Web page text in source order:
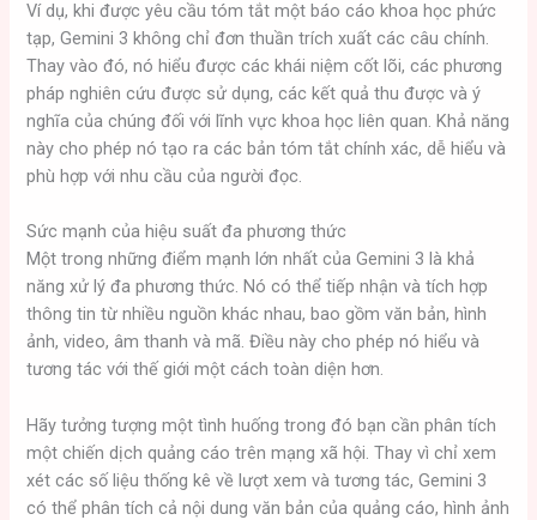
Ví dụ, khi được yêu cầu tóm tắt một báo cáo khoa học phức
tạp, Gemini 3 không chỉ đơn thuần trích xuất các câu chính.
Thay vào đó, nó hiểu được các khái niệm cốt lõi, các phương
pháp nghiên cứu được sử dụng, các kết quả thu được và ý
nghĩa của chúng đối với lĩnh vực khoa học liên quan. Khả năng
này cho phép nó tạo ra các bản tóm tắt chính xác, dễ hiểu và
phù hợp với nhu cầu của người đọc.
Sức mạnh của hiệu suất đa phương thức
Một trong những điểm mạnh lớn nhất của Gemini 3 là khả
năng xử lý đa phương thức. Nó có thể tiếp nhận và tích hợp
thông tin từ nhiều nguồn khác nhau, bao gồm văn bản, hình
ảnh, video, âm thanh và mã. Điều này cho phép nó hiểu và
tương tác với thế giới một cách toàn diện hơn.
Hãy tưởng tượng một tình huống trong đó bạn cần phân tích
một chiến dịch quảng cáo trên mạng xã hội. Thay vì chỉ xem
xét các số liệu thống kê về lượt xem và tương tác, Gemini 3
có thể phân tích cả nội dung văn bản của quảng cáo, hình ảnh